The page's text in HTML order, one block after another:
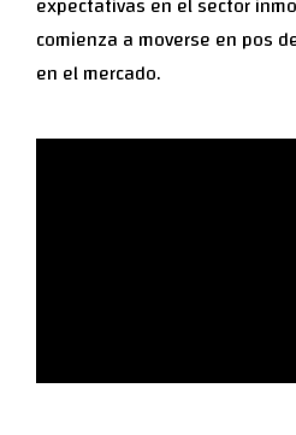
comienza a moverse en pos
en el mercado.